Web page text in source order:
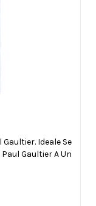
Ideale Se
Gaultier A Un